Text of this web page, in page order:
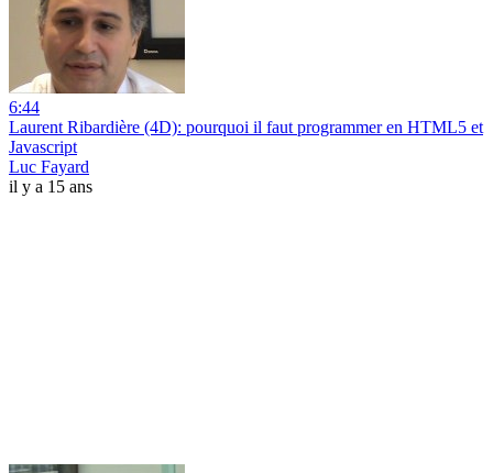
6:44
Laurent Ribardière (4D): pourquoi il faut programmer en HTML5 et
Javascript
Luc Fayard
il y a 15 ans